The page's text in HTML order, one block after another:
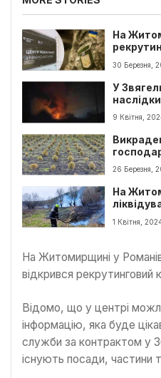
На
центр
30 Березня,
У
9 Квітня,
26 Березня,
На
1 Квітня,
На Житомирщині у
відкрився рекрутинговий
Відомо, що у центрі
інформацію, яка буде
служби за контрактом у
існують посади, частини